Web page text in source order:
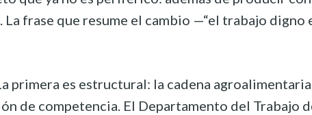
. La frase que resume el cambio —“el trabajo
primera es estructural: la cadena
de competencia. El Departamento del